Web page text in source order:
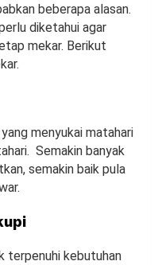
beberapa alasan.
diketahui agar
mekar. Berikut
menyukai matahari
Semakin banyak
semakin baik pula
terpenuhi kebutuhan